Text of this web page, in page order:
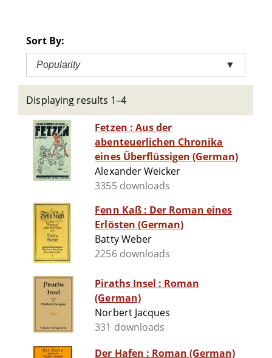
Sort By:
Popularity ▼
Displaying results 1–4
Fetzen : Aus der
abenteuerlichen Chronika
eines Überflüssigen (German)
Alexander Weicker
3355 downloads
Fenn Kaß : Der Roman eines
Erlösten (German)
Batty Weber
2256 downloads
Piraths Insel : Roman
(German)
Norbert Jacques
331 downloads
Der Hafen : Roman (German)